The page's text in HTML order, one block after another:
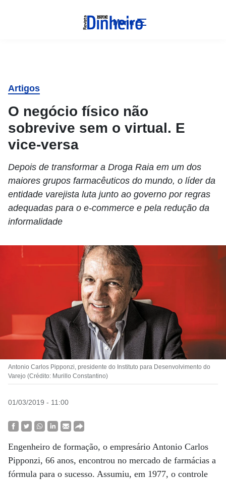
Menu
Artigos
O negócio físico não
sobrevive sem o virtual. E
vice-versa
Depois de transformar a Droga Raia em um dos
maiores grupos farmacêuticos do mundo, o líder da
entidade varejista luta junto ao governo por regras
adequadas para o e-commerce e pela redução da
informalidade
Antonio Carlos Pipponzi, presidente do Instituto para Desenvolvimento do
Varejo (Crédito: Murillo Constantino)
01/03/2019 - 11:00
Engenheiro de formação, o empresário Antonio Carlos
Pipponzi, 66 anos, encontrou no mercado de farmácias a
fórmula para o sucesso. Assumiu, em 1977, o controle